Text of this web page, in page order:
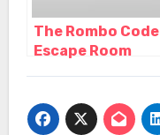
The Rombo Code |
Escape Room